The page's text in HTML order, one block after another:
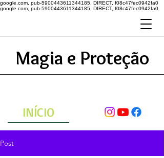
google.com, pub-5900443611344185, DIRECT, f08c47fec0942fa0
google.com, pub-5900443611344185, DIRECT, f08c47fec0942fa0
Magia e Proteção
INÍCIO
Post